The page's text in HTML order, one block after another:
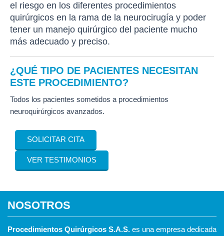
el riesgo en los diferentes procedimientos
quirúrgicos en la rama de la neurocirugía y poder
tener un manejo quirúrgico del paciente mucho
más adecuado y preciso.
¿QUÉ TIPO DE PACIENTES NECESITAN
ESTE PROCEDIMIENTO?
Todos los pacientes sometidos a procedimientos
neuroquirúrgicos avanzados.
SOLICITAR CITA
VER TESTIMONIOS
NOSOTROS
Procedimientos Quirúrgicos S.A.S. es una empresa dedicada